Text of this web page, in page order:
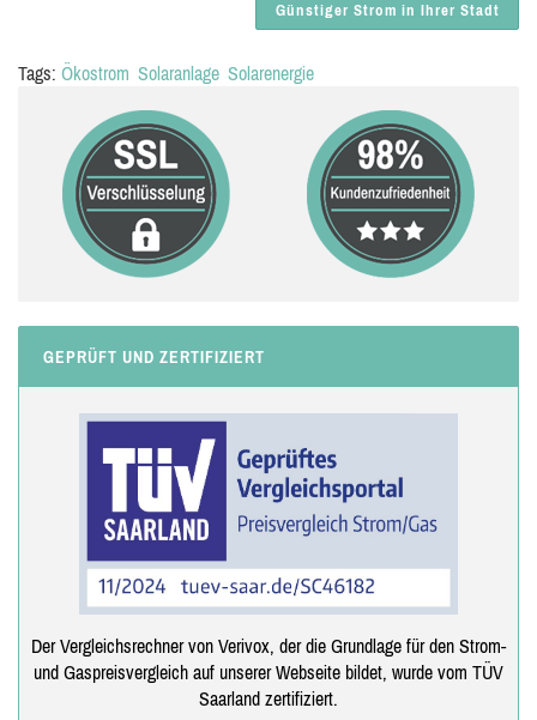
Günstiger Strom in Ihrer Stadt
Tags: Ökostrom Solaranlage Solarenergie
GEPRÜFT UND ZERTIFIZIERT
Der Vergleichsrechner von Verivox, der die Grundlage für den Strom-
und Gaspreisvergleich auf unserer Webseite bildet, wurde vom TÜV
Saarland zertifiziert.